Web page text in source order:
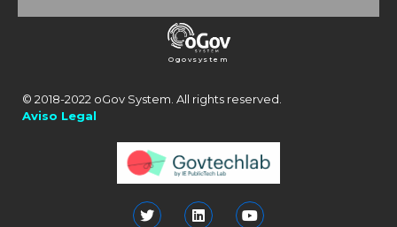
Ogovsystem
© 2018-2022 oGov System. All rights reserved.
Aviso Legal